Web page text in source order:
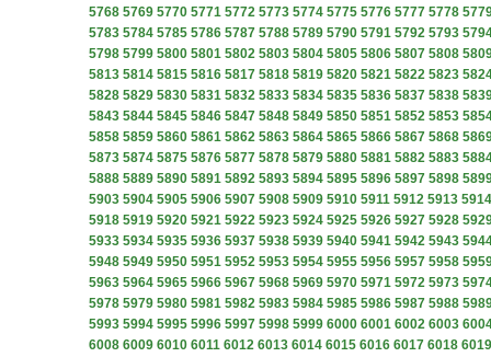
5768 5769 5770 5771 5772 5773 5774 5775 5776 5777 5778
5783 5784 5785 5786 5787 5788 5789 5790 5791 5792 5793
5798 5799 5800 5801 5802 5803 5804 5805 5806 5807 5808
5813 5814 5815 5816 5817 5818 5819 5820 5821 5822 5823
5828 5829 5830 5831 5832 5833 5834 5835 5836 5837 5838
5843 5844 5845 5846 5847 5848 5849 5850 5851 5852 5853
5858 5859 5860 5861 5862 5863 5864 5865 5866 5867 5868
5873 5874 5875 5876 5877 5878 5879 5880 5881 5882 5883
5888 5889 5890 5891 5892 5893 5894 5895 5896 5897 5898
5903 5904 5905 5906 5907 5908 5909 5910 5911 5912 5913 5914
5918 5919 5920 5921 5922 5923 5924 5925 5926 5927 5928
5933 5934 5935 5936 5937 5938 5939 5940 5941 5942 5943
5948 5949 5950 5951 5952 5953 5954 5955 5956 5957 5958
5963 5964 5965 5966 5967 5968 5969 5970 5971 5972 5973
5978 5979 5980 5981 5982 5983 5984 5985 5986 5987 5988
5993 5994 5995 5996 5997 5998 5999 6000 6001 6002 6003
6008 6009 6010 6011 6012 6013 6014 6015 6016 6017 6018 6019